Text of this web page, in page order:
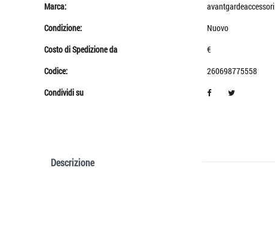
Marca:
avantgardeaccessori
Condizione:
Nuovo
Costo di Spedizione da
€
Codice:
260698775558
Condividi su
Descrizione